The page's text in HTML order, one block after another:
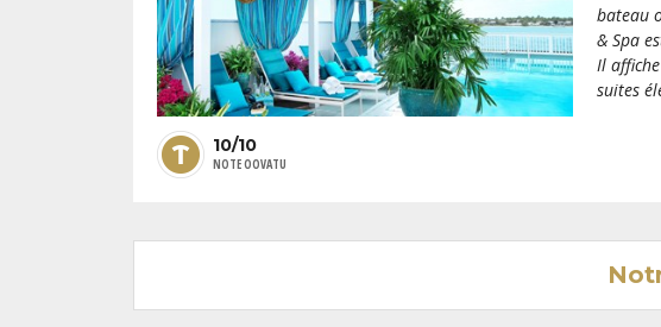
bateau
& Spa
Il
suites
10/10
NOTE OOVATU